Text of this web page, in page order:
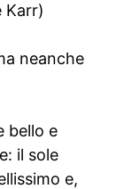
Karr)
neanche
bello e
il sole
e,